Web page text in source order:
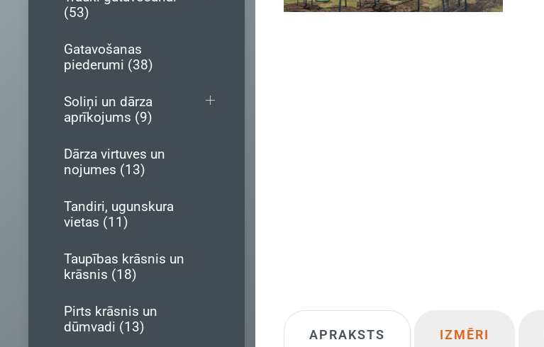
(53)
Gatavošanas
piederumi (38)
Soliņi un dārza
aprīkojums (9)
Dārza virtuves un
nojumes (13)
Tandiri, ugunskura
vietas (11)
Taupības krāsnis un
krāsnis (18)
Pirts krāsnis un
dūmvadi (13)
APRAKSTS IZMĒRI